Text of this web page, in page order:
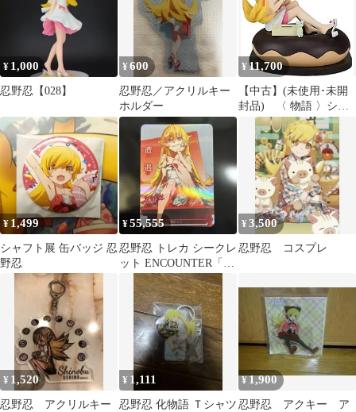
¥ 1,000
忍野忍【028】
¥600
忍野忍／アクリルキー
ホルダー
¥ 11,700
【中古】(未使用･未開
封品) 〈 物語 〉シリ
ーズ リミテッドプレミ
アムフィギュア 忍野忍
bt0tq1u
¥ 1,499
シャフト展 缶バッジ 忍
野忍
¥55,555
忍野忍 トレカ シークレ
ット ENCOUNTER「遭
遇」 MikaPikazo
¥3,500
忍野忍 コスプレ
¥ 1,520
忍野忍 アクリルキー
¥ 1,111
忍野忍 化物語 Ｔシャツ
¥1,900
忍野忍 アクキー ア